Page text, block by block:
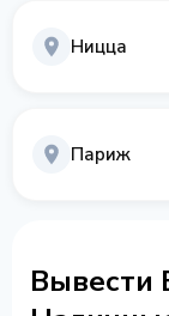
Ницца
Париж
Вывести